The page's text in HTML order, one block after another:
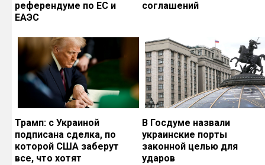
референдуме по ЕС и
ЕАЭС
соглашений
Трамп: с Украиной
подписана сделка, по
которой США заберут
все, что хотят
В Госдуме назвали
украинские порты
законной целью для
ударов